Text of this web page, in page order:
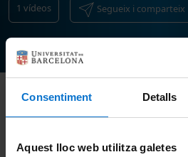
Consentiment Detalls
Aquest lloc web utilitza galetes
1 vídeos Segueix i comparteix
Ordenar